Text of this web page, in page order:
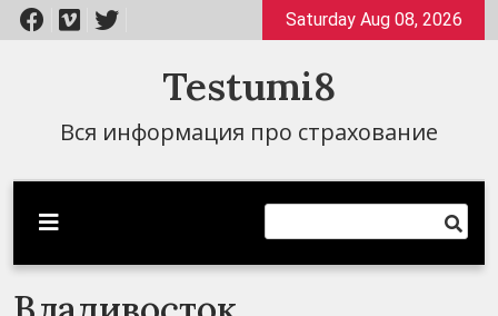
Перейти
к
Saturday Aug 08, 2026
Testumi8
Вся информация про страхование